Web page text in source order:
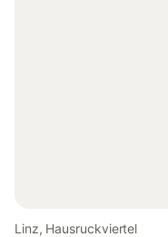
Linz, Hausruckviertel